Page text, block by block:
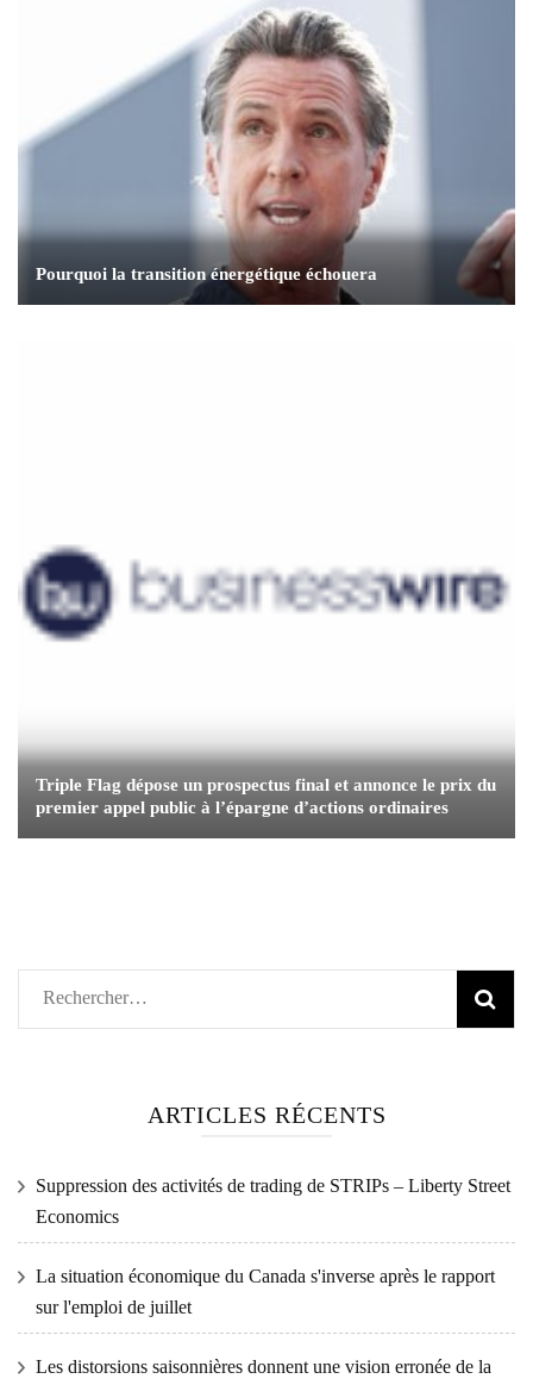
Pourquoi la transition énergétique échouera
Triple Flag dépose un prospectus final et annonce le prix du
premier appel public à l’épargne d’actions ordinaires
Rechercher :
ARTICLES RÉCENTS
Suppression des activités de trading de STRIPs – Liberty Street
Economics
La situation économique du Canada s'inverse après le rapport
sur l'emploi de juillet
Les distorsions saisonnières donnent une vision erronée de la